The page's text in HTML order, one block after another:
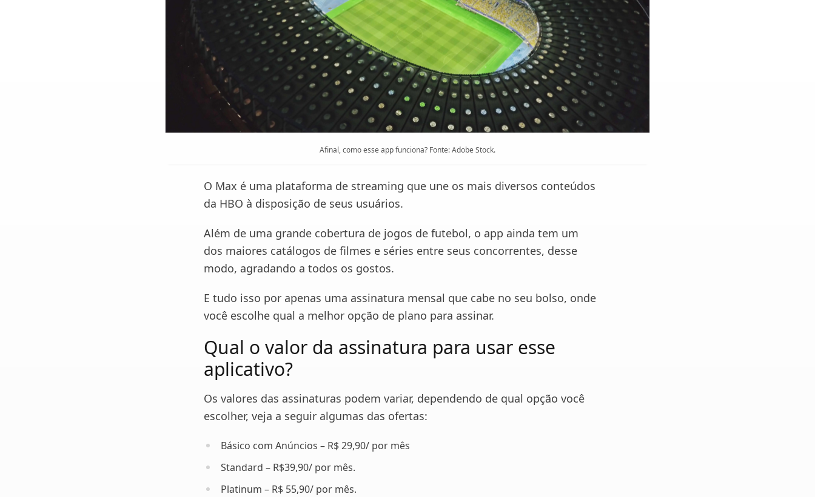
Afinal, como esse app funciona? Fonte: Adobe Stock.
O Max é uma plataforma de streaming que une os mais diversos conteúdos
da HBO à disposição de seus usuários.
Além de uma grande cobertura de jogos de futebol, o app ainda tem um
dos maiores catálogos de filmes e séries entre seus concorrentes, desse
modo, agradando a todos os gostos.
E tudo isso por apenas uma assinatura mensal que cabe no seu bolso, onde
você escolhe qual a melhor opção de plano para assinar.
Qual o valor da assinatura para usar esse
aplicativo?
Os valores das assinaturas podem variar, dependendo de qual opção você
escolher, veja a seguir algumas das ofertas:
Básico com Anúncios – R$ 29,90/ por mês
Standard – R$39,90/ por mês.
Platinum – R$ 55,90/ por mês.